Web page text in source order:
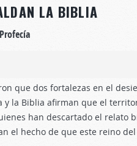
LA BIBLIA
que dos fortalezas en el
la Biblia afirman que el
han descartado el relato
el hecho de que este reino